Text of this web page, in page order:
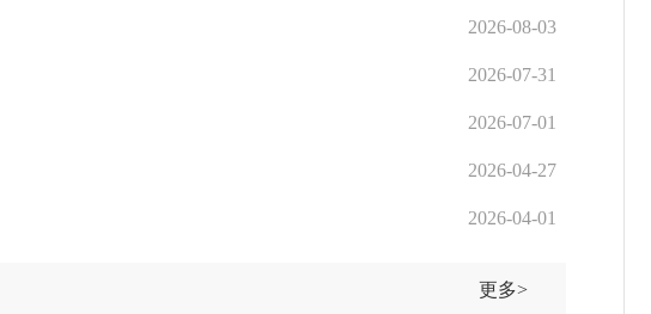
2026-08-03
2026-07-31
2026-07-01
2026-04-27
2026-04-01
更多>